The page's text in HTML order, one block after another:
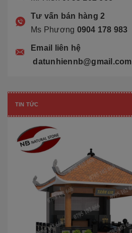
Tư vấn bán hàng 2
Ms Phương 0904 178 983
Email liên hệ
datunhiennb@gmail.com
TIN TỨC